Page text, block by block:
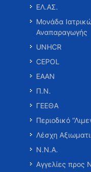
ΕΛ.ΑΣ.
Μονάδα
Αναπαραγωγής
UNHCR
CEPOL
ΕΑΑΝ
Π.Ν.
ΓΕΕΘΑ
Περιοδικό
Λέσχη
Ν.Ν.Α.
Αγγελίες προς